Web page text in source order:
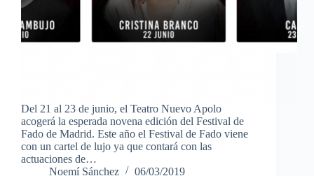
Del 21 al 23 de junio, el Teatro Nuevo Apolo
acogerá la esperada novena edición del Festival de
Fado de Madrid. Este año el Festival de Fado viene
con un cartel de lujo ya que contará con las
actuaciones de…
Noemí Sánchez
06/03/2019